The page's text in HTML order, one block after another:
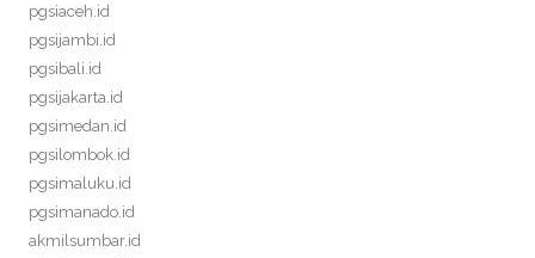
pgsiaceh.id
pgsijambi.id
pgsibali.id
pgsijakarta.id
pgsimedan.id
pgsilombok.id
pgsimaluku.id
pgsimanado.id
akmilsumbar.id